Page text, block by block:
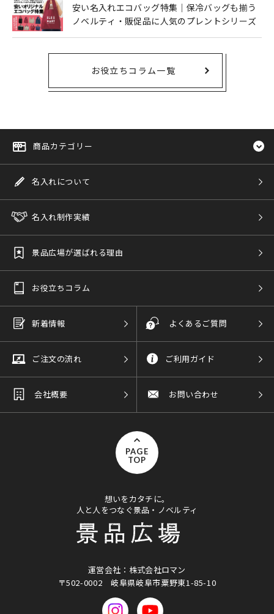
安い名入れエコバッグ特集｜保冷バッグも揃う
ノベルティ・販促品に人気のプレントシリーズ
お役立ちコラム一覧
商品カテゴリー
名入れについて
名入れ制作実績
景品広場が選ばれる理由
お役立ちコラム
新着情報 よくあるご質問
ご注文の流れ ご利用ガイド
会社概要 お問い合わせ
PAGE
TOP
想いをカタチに。
人と人をつなぐ景品・ノベルティ
運営会社：株式会社ロマン
〒502-0002岐阜県岐阜市粟野東1-85-10